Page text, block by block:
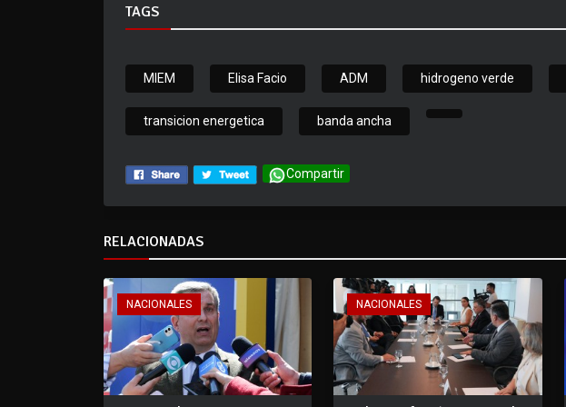
TAGS
MIEM Elisa Facio ADM hidrogeno verde
transicion energetica banda ancha
Compartir
RELACIONADAS
NACIONALES NACIONALES